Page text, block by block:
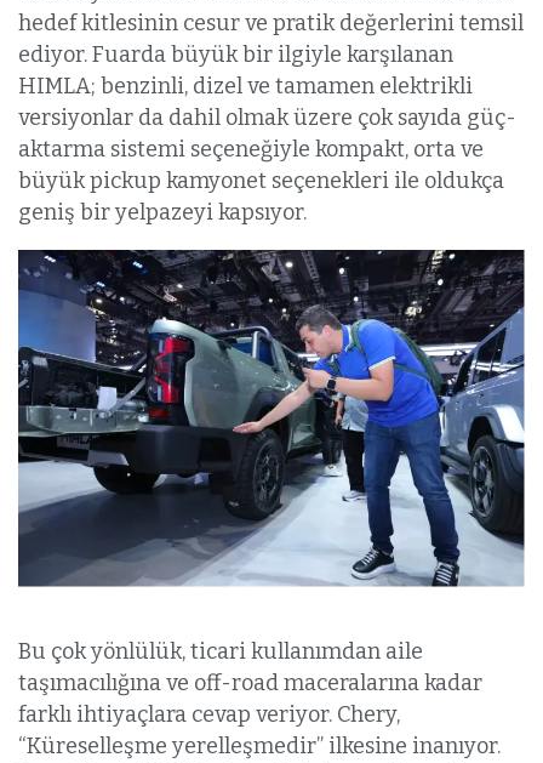
hedef kitlesinin cesur ve pratik değerlerini temsil
ediyor. Fuarda büyük bir ilgiyle karşılanan
HIMLA; benzinli, dizel ve tamamen elektrikli
versiyonlar da dahil olmak üzere çok sayıda güç-
aktarma sistemi seçeneğiyle kompakt, orta ve
büyük pickup kamyonet seçenekleri ile oldukça
geniş bir yelpazeyi kapsıyor.
Bu çok yönlülük, ticari kullanımdan aile
taşımacılığına ve off-road maceralarına kadar
farklı ihtiyaçlara cevap veriyor. Chery,
“Küreselleşme yerelleşmedir” ilkesine inanıyor.